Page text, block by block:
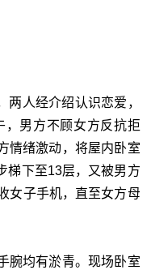
人经介绍认识恋爱，
，男方不顾女方反抗拒
情绪激动，将屋内卧室
梯下至13层，又被男方
女子手机，直至女方母
腕均有淤青。现场卧室